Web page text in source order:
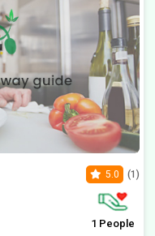
5.0 (1)
1 People